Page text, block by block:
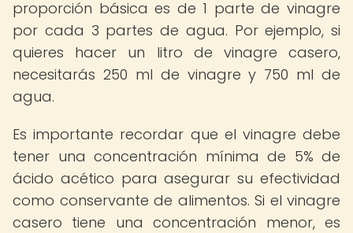
proporción básica es de 1 parte de vinagre
por cada 3 partes de agua. Por ejemplo, si
quieres hacer un litro de vinagre casero,
necesitarás 250 ml de vinagre y 750 ml de
agua.
Es importante recordar que el vinagre debe
tener una concentración mínima de 5% de
ácido acético para asegurar su efectividad
como conservante de alimentos. Si el vinagre
casero tiene una concentración menor, es